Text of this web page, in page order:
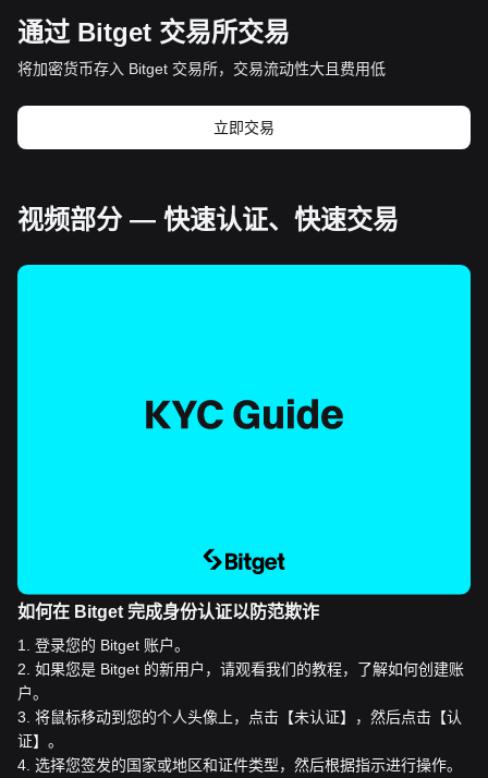
通过 Bitget 交易所交易
将加密货币存入 Bitget 交易所，交易流动性大且费用低
立即交易
视频部分 — 快速认证、快速交易
如何在 Bitget 完成身份认证以防范欺诈
1
登录您的 Bitget 账户。
2 如果您是 Bitget 的新用户，请观看我们的教程，了解如何创建账
户。
3 将鼠标移动到您的个人头像上，点击【未认证】，然后点击【认
证】。
4 选择您签发的国家或地区和证件类型，然后根据指示进行操作。